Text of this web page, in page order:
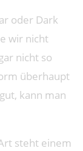
oder Dark
wir nicht
nicht so
überhaupt
kann man
steht einem